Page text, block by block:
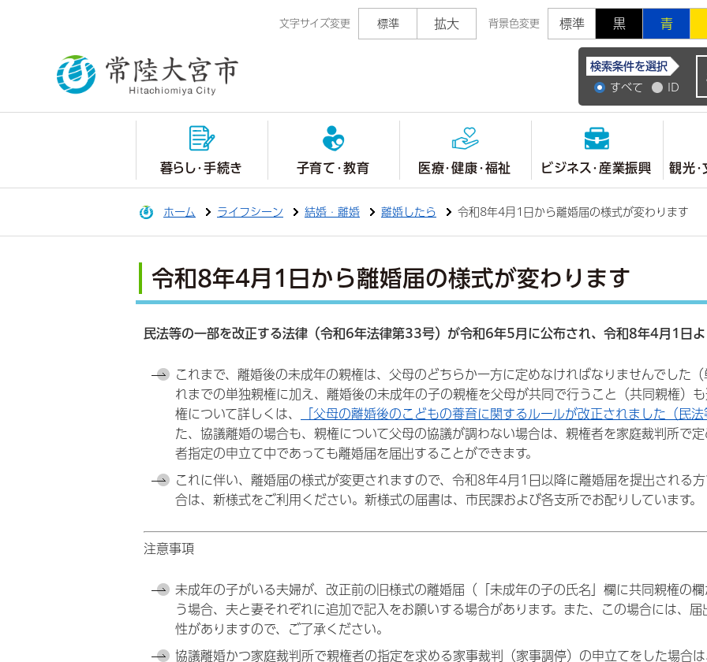
文字サイズ変更 標準 拡大 背景色変更 標準 黒 青
常陸大宮市公式ホ
検索条件を選択
すべて
ID
暮らし・手続き 子育て・教育 医療・健康・福祉 ビジネス・産業振興 観光・
ホーム ライフシーン 結婚・離婚 離婚したら 令和8年4月1日から離婚届の様式が変わります
令和8年4月1日から離婚届の様式が変わります
民法等の一部を改正する法律（令和6年法律第33号）が令和6年5月に公布され、令和8年4月1日よ
これまで、離婚後の未成年の親権は、父母のどちらか一方に定めなければなりませんでした
れまでの単独親権に加え、離婚後の未成年の子の親権を父母が共同で行うこと（共同親権）
権について詳しくは、
「父母の離婚後のこどもの養育に関するルールが改正されました（民法
た、協議離婚の場合も、親権について父母の協議が調わない場合は、親権者を家庭裁判所で
者指定の申立て中であっても離婚届を届出することができます。
これに伴い、離婚届の様式が変更されますので、令和8年4月1日以降に離婚届を提出される
合は、新様式をご利用ください。新様式の届書は、市民課および各支所でお配りしています。
注意事項
未成年の子がいる夫婦が、改正前の旧様式の離婚届（「未成年の子の氏名」欄に共同親権の
う場合、夫と妻それぞれに追加で記入をお願いする場合があります。また、この場合には、
性がありますので、ご了承ください。
協議離婚かつ家庭裁判所で親権者の指定を求める家事裁判（家事調停）の申立てをした場合